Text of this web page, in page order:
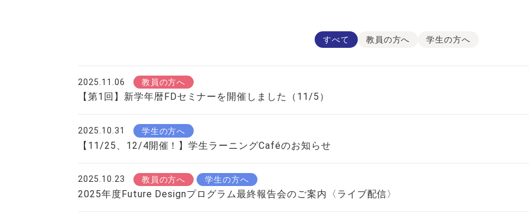
すべて 教員の方へ 学生の方へ
2025.11.06 教員の方へ
【第1回】新学年暦FDセミナーを開催しました（11/5）
2025.10.31 学生の方へ
【11/25、12/4開催！】学生ラーニングCaféのお知らせ
2025.10.23 教員の方へ 学生の方へ
2025年度Future Designプログラム最終報告会のご案内〈ライブ配信〉